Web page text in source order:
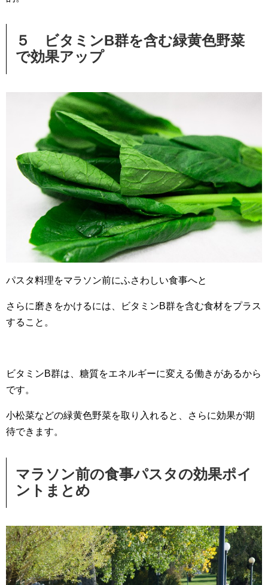
５ ビタミンB群を含む緑黄色野菜
で効果アップ
パスタ料理をマラソン前にふさわしい食事へと
さらに磨きをかけるには、ビタミンB群を含む食材をプラス
すること。
ビタミンB群は、糖質をエネルギーに変える働きがあるから
です。
小松菜などの緑黄色野菜を取り入れると、さらに効果が期
待できます。
マラソン前の食事パスタの効果ポイ
ントまとめ